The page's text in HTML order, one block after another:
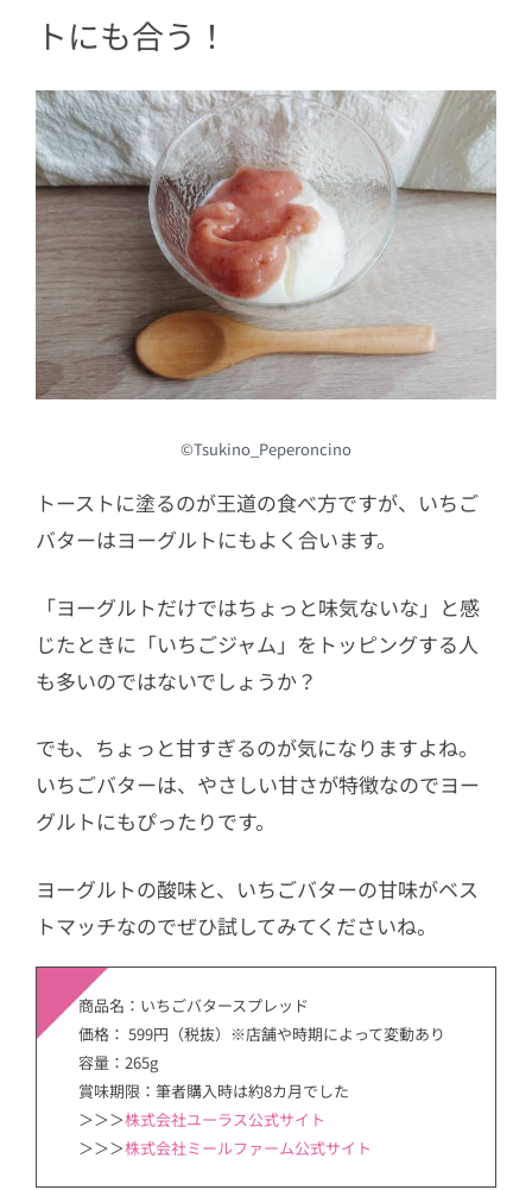
トにも合う！
©Tsukino_Peperoncino
トーストに塗るのが王道の食べ方ですが、いちご
バターはヨーグルトにもよく合います。
「ヨーグルトだけではちょっと味気ないな」と感
じたときに「いちごジャム」をトッピングする人
も多いのではないでしょうか？
でも、ちょっと甘すぎるのが気になりますよね。
いちごバターは、やさしい甘さが特徴なのでヨー
グルトにもぴったりです。
ヨーグルトの酸味と、いちごバターの甘味がベス
トマッチなのでぜひ試してみてくださいね。
商品名：いちごバタースプレッド
価格： 599円（税抜）※店舗や時期によって変動あり
容量：265g
賞味期限：筆者購入時は約8カ月でした
＞＞＞株式会社ユーラス公式サイト
＞＞＞株式会社ミールファーム公式サイト